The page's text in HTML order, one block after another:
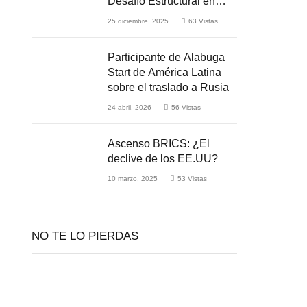
Medio de la Guerra
25 diciembre, 2025 63 Vistas
Participante de Alabuga
Start de América Latina
sobre el traslado a Rusia
24 abril, 2026 56 Vistas
Ascenso BRICS: ¿El
declive de los EE.UU?
10 marzo, 2025 53 Vistas
NO TE LO PIERDAS